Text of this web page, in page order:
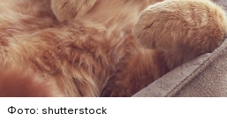
Фото: shutterstock
специальные парки для
кошачьи магазины и другие
КОШКИ
ПСИХОЛОГИЯ
вечеринки, играют в
наслаждаясь свободой и
это возможно, ведь может
они уже не будут